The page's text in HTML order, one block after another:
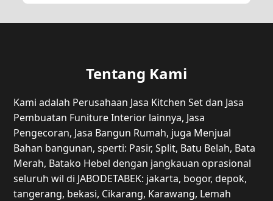
Tentang Kami
Kami adalah Perusahaan Jasa Kitchen Set dan Jasa
Pembuatan Funiture Interior lainnya, Jasa
Pengecoran, Jasa Bangun Rumah, juga Menjual
Bahan bangunan, sperti: Pasir, Split, Batu Belah, Bata
Merah, Batako Hebel dengan jangkauan oprasional
seluruh wil di JABODETABEK: jakarta, bogor, depok,
tangerang, bekasi, Cikarang, Karawang, Lemah